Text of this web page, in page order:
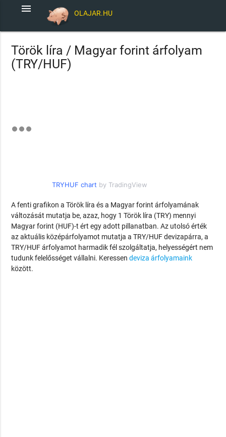
OLAJAR.HU
menu
Török líra / Magyar forint árfolyam
(TRY/HUF)
TRYHUF chart by TradingView
A fenti grafikon a Török líra és a Magyar forint árfolyamának
változását mutatja be, azaz, hogy 1 Török líra (TRY) mennyi
Magyar forint (HUF)-t ért egy adott pillanatban. Az utolsó érték
az aktuális középárfolyamot mutatja a TRY/HUF devizapárra, a
TRY/HUF árfolyamot harmadik fél szolgáltatja, helyességért nem
tudunk felelősséget vállalni. Keressendeviza árfolyamaink
között.